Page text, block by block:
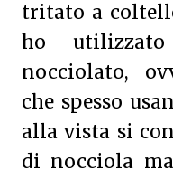
tritato a
ho
nocciolato,
che spesso
alla vista si
di nocciola